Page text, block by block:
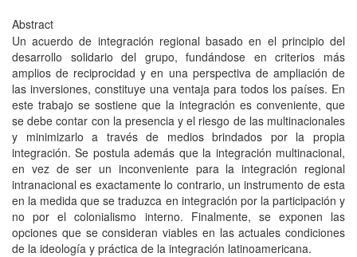
Abstract
Un acuerdo de integración regional basado en el principio del
desarrollo solidario del grupo, fundándose en criterios más
amplios de reciprocidad y en una perspectiva de ampliación de
las inversiones, constituye una ventaja para todos los países. En
este trabajo se sostiene que la integración es conveniente, que
se debe contar con la presencia y el riesgo de las multinacionales
y minimizarlo a través de medios brindados por la propia
integración. Se postula además que la integración multinacional,
en vez de ser un inconveniente para la integración regional
intranacional es exactamente lo contrario, un instrumento de esta
en la medida que se traduzca en integración por la participación y
no por el colonialismo interno. Finalmente, se exponen las
opciones que se consideran viables en las actuales condiciones
de la ideología y práctica de la integración latinoamericana.